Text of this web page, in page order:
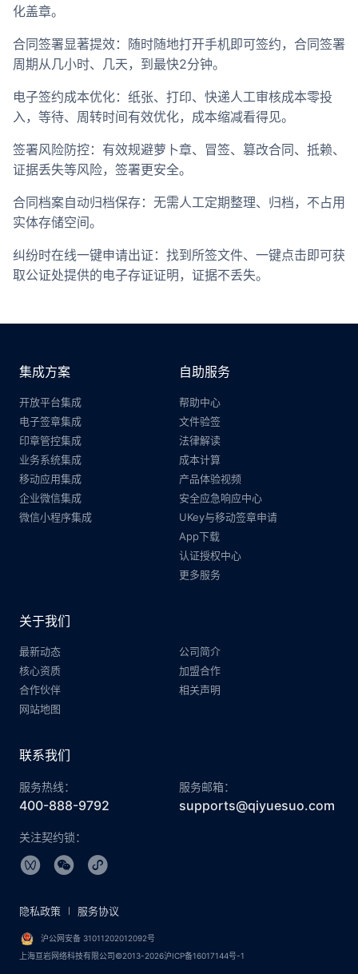
化盖章。
合同签署显著提效：随时随地打开手机即可签约，合同签署
周期从几小时、几天，到最快2分钟。
电子签约成本优化：纸张、打印、快递人工审核成本零投
入，等待、周转时间有效优化，成本缩减看得见。
签署风险防控：有效规避萝卜章、冒签、篡改合同、抵赖、
证据丢失等风险，签署更安全。
合同档案自动归档保存：无需人工定期整理、归档，不占用
实体存储空间。
纠纷时在线一键申请出证：找到所签文件、一键点击即可获
取公证处提供的电子存证证明，证据不丢失。
集成方案
开放平台集成
电子签章集成
印章管控集成
业务系统集成
移动应用集成
企业微信集成
微信小程序集成
自助服务
帮助中心
文件验签
法律解读
成本计算
产品体验视频
安全应急响应中心
UKey与移动签章申请
App下载
认证授权中心
更多服务
关于我们
最新动态
公司简介
核心资质
加盟合作
合作伙伴
相关声明
网站地图
联系我们
服务热线：
400-888-9792
服务邮箱：
supports@qiyuesuo.com
关注契约锁：
沪公网安备 31011202012092号
上海亘岩网络科技有限公司©2013-2026沪ICP备16017144号-1
隐私政策 服务协议